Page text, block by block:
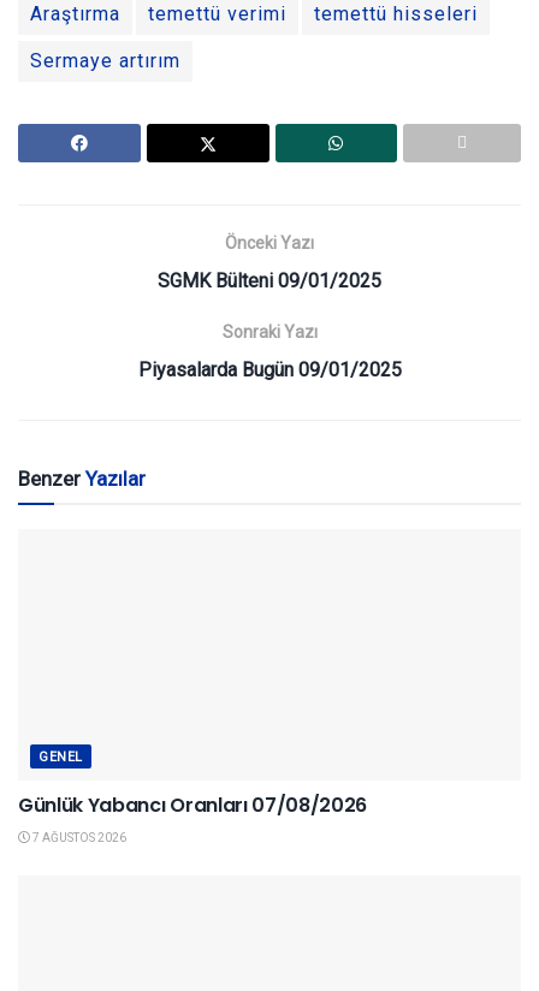
Araştırma temettü verimi temettü hisseleri
Sermaye artırım
Önceki Yazı
SGMK Bülteni 09/01/2025
Sonraki Yazı
Piyasalarda Bugün 09/01/2025
BenzerYazılar
GENEL
Günlük Yabancı Oranları 07/08/2026
7 AĞUSTOS 2026